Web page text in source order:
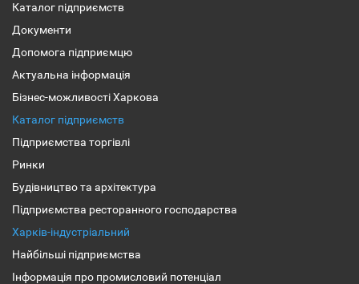
Каталог підприємств
Документи
Допомога підприємцю
Актуальна інформація
Бізнес-можливості Харкова
Каталог підприємств
Підприємства торгівлі
Ринки
Будівництво та архітектура
Підприємства ресторанного господарства
Харків-індустріальний
Найбільші підприємства
Інформація про промисловий потенціал